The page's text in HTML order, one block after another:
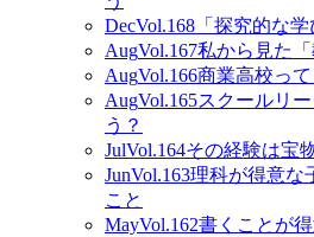
DecVol.168 「探究的な
AugVol.167私から見た「
AugVol.166商業高校って
AugVol.165スクールリ
う？
JulVol.164その経験は宝
JunVol.163理科が得意な
こと
MayVol.162書くことが